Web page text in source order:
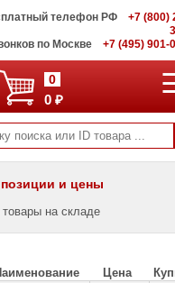
телефон РФ
+7 (800)
по Москве
+7 (495) 901-
0
0 ₽
и цены
товары на складе
Цена